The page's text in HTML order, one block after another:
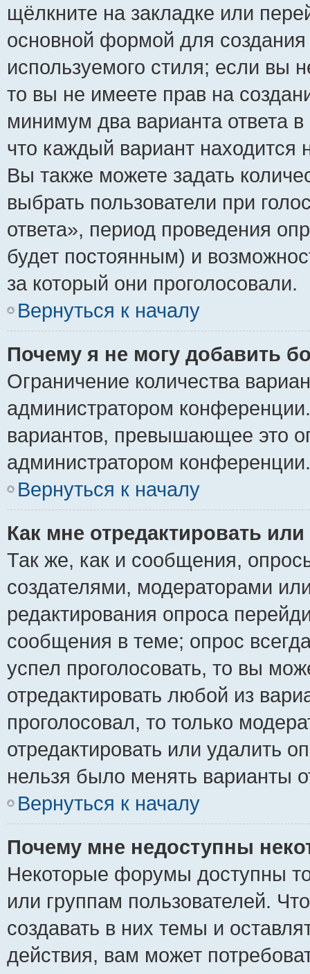
щёлкните на закладке или
основной формой для
используемого стиля; если вы
то вы не имеете прав на
минимум два варианта ответа
что каждый вариант находится
Вы также можете задать
выбрать пользователи при
ответа», период проведения
будет постоянным) и
за который они проголосовали.
Вернуться к началу
Почему я не могу добавить
Ограничение количества
администратором
вариантов, превышающее это
администратором конференции.
Вернуться к началу
Как мне отредактировать
Так же, как и сообщения,
создателями, модераторами
редактирования опроса
сообщения в теме; опрос
успел проголосовать, то вы
отредактировать любой из
проголосовал, то только
отредактировать или удалить
нельзя было менять варианты
Вернуться к началу
Почему мне недоступны
Некоторые форумы доступны
или группам пользователей.
создавать в них темы и
действия, вам может